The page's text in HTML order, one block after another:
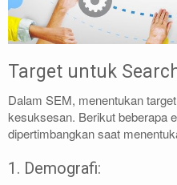
Target untuk
Dalam SEM, menentukan
kesuksesan. Berikut beberapa
dipertimbangkan saat
1. Demografi: